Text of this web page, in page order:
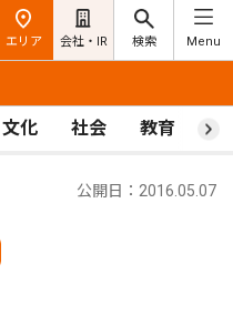
エリア 会社・IR 検索 Menu
文化 社会 教育 ス
公開日：2016.05.07